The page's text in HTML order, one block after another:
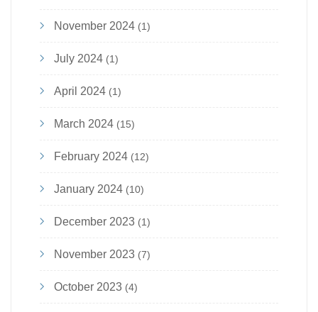
November 2024 (1)
July 2024 (1)
April 2024 (1)
March 2024 (15)
February 2024 (12)
January 2024 (10)
December 2023 (1)
November 2023 (7)
October 2023 (4)